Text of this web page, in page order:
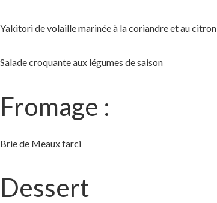
Yakitori de volaille marinée à la coriandre et au citron
Salade croquante aux légumes de saison
Fromage :
Brie de Meaux farci
Dessert